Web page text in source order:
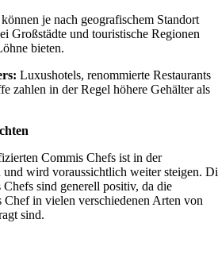
je nach geografischem Standort
Großstädte und touristische Regionen
bieten.
Luxushotels, renommierte Restaurants
zahlen in der Regel höhere Gehälter als
Commis Chefs ist in der
und wird voraussichtlich weiter steigen.
sind generell positiv, da die
Chef in vielen verschiedenen Arten von
sind.